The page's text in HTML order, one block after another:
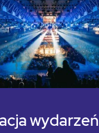
wydarzeń